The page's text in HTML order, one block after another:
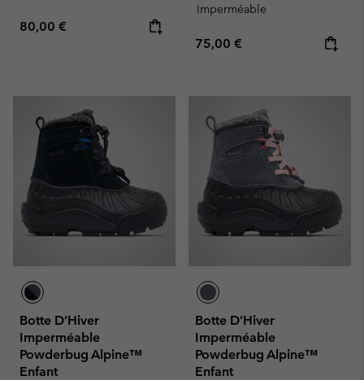
Regular price:
80,00 €
Imperméable
Regular price:
75,00 €
Botte D’Hiver
Imperméable
Powderbug Alpine™
Enfant
Botte D’Hiver
Imperméable
Powderbug Alpine™
Enfant